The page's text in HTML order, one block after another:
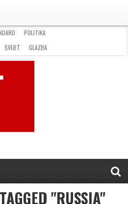
POLITIKA
SVIJET
GLAZBA
KONTAKT
"RUSSIA"